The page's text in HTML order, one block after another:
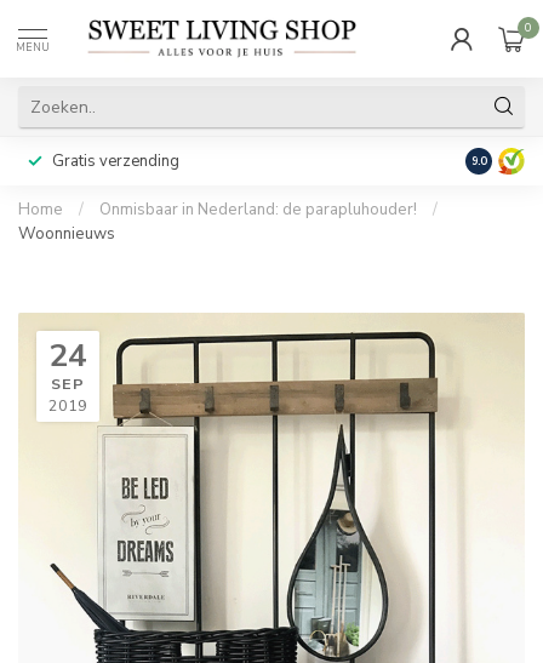
MENU
0
Gratis verzending Achteraf
9.0
Home / Onmisbaar in Nederland: de parapluhouder!
/
Woonnieuws
24
SEP
2019